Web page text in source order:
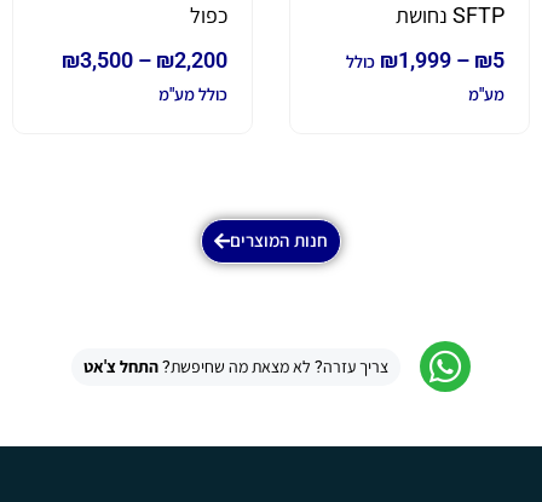
SFTP נחושת
₪5
–
₪1,999
כולל
מע"מ
כפול
₪2,200
–
₪3,500
כולל מע"מ
חנות המוצרים
צריך עזרה? לא מצאת מה שחיפשת?התחל צ'אט